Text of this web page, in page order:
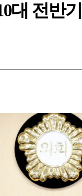
대 전반